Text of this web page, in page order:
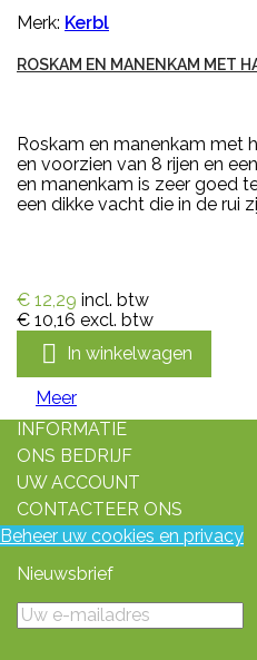
Merk: Kerbl
ROSKAM EN MANENKAM MET
Roskam en manenkam met
en voorzien van 8 rijen en
en manenkam is zeer goed
een dikke vacht die in de rui
€ 12,29 incl. btw
€ 10,16 excl. btw
 In winkelwagen
Meer
INFORMATIE
ONS BEDRIJF
UW ACCOUNT
CONTACTEER ONS
Beheer uw cookies en privacy
Nieuwsbrief